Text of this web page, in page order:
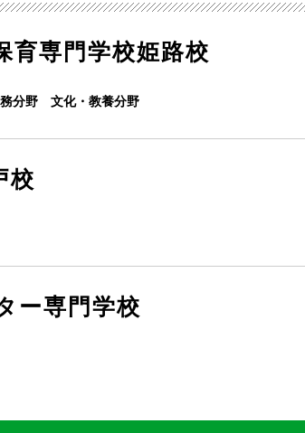
育専門学校姫路校
分野 文化・教養分野
校
ー専門学校